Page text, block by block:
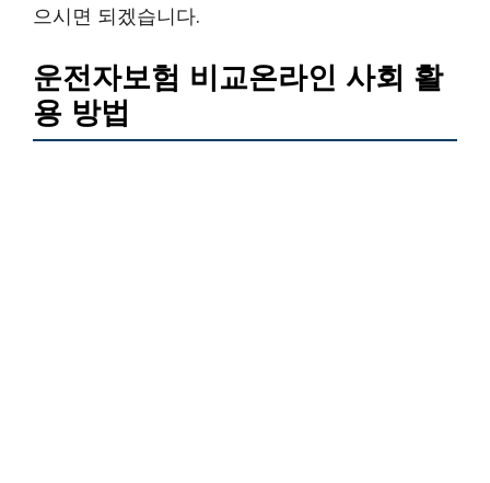
으시면 되겠습니다.
운전자보험 비교온라인 사회 활
용 방법